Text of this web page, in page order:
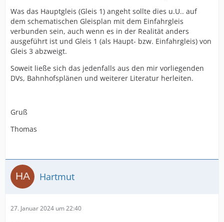
Was das Hauptgleis (Gleis 1) angeht sollte dies u.U.. auf
dem schematischen Gleisplan mit dem Einfahrgleis
verbunden sein, auch wenn es in der Realität anders
ausgeführt ist und Gleis 1 (als Haupt- bzw. Einfahrgleis) von
Gleis 3 abzweigt.
Soweit ließe sich das jedenfalls aus den mir vorliegenden
DVs, Bahnhofsplänen und weiterer Literatur herleiten.
Gruß
Thomas
Hartmut
27. Januar 2024 um 22:40